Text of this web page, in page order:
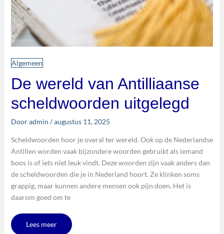
Algemeen
De wereld van Antilliaanse
scheldwoorden uitgelegd
Dooradmin /augustus 11, 2025
Scheldwoorden hoor je overal ter wereld. Ook op de Nederlandse
Antillen worden vaak bijzondere woorden gebruikt als iemand
boos is of iets niet leuk vindt. Deze woorden zijn vaak anders dan
de scheldwoorden die je in Nederland hoort. Ze klinken soms
grappig, maar kunnen andere mensen ook pijn doen. Het is
daarom goed om te
Lees meer